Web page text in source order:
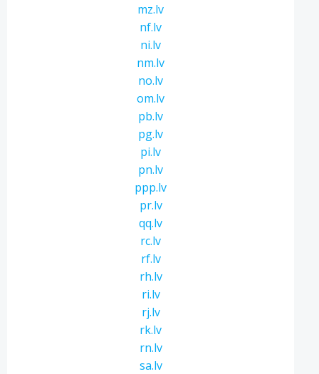
mz.lv
nf.lv
ni.lv
nm.lv
no.lv
om.lv
pb.lv
pg.lv
pi.lv
pn.lv
ppp.lv
pr.lv
qq.lv
rc.lv
rf.lv
rh.lv
ri.lv
rj.lv
rk.lv
rn.lv
sa.lv